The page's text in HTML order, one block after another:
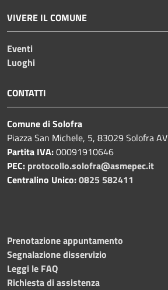
VIVERE IL COMUNE
Eventi
Luoghi
CONTATTI
Comune di Solofra
Piazza San Michele, 5, 83029 Solofra AV
Partita IVA:00091910646
PEC: protocollo.solofra@asmepec.it
Centralino Unico:0825 582411
Prenotazione appuntamento
Segnalazione disservizio
Leggi le FAQ
Richiesta di assistenza